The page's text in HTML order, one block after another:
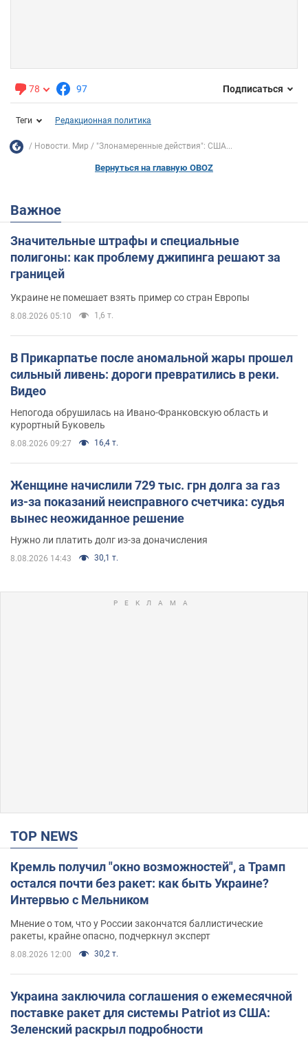
78 97 Подписаться
Теги Редакционная политика
Новости. Мир "Злонамеренные действия": США...
Вернуться на главную OBOZ
Важное
Значительные штрафы и специальные
полигоны: как проблему джипинга решают за
границей
Украине не помешает взять пример со стран Европы
8.08.2026 05:10 1,6 т.
В Прикарпатье после аномальной жары прошел
сильный ливень: дороги превратились в реки.
Видео
Непогода обрушилась на Ивано-Франковскую область и
курортный Буковель
8.08.2026 09:27 16,4 т.
Женщине начислили 729 тыс. грн долга за газ
из-за показаний неисправного счетчика: судья
вынес неожиданное решение
Нужно ли платить долг из-за доначисления
8.08.2026 14:43 30,1 т.
TOP NEWS
Кремль получил "окно возможностей", а Трамп
остался почти без ракет: как быть Украине?
Интервью с Мельником
Мнение о том, что у России закончатся баллистические
ракеты, крайне опасно, подчеркнул эксперт
8.08.2026 12:00 30,2 т.
Украина заключила соглашения о ежемесячной
поставке ракет для системы Patriot из США:
Зеленский раскрыл подробности